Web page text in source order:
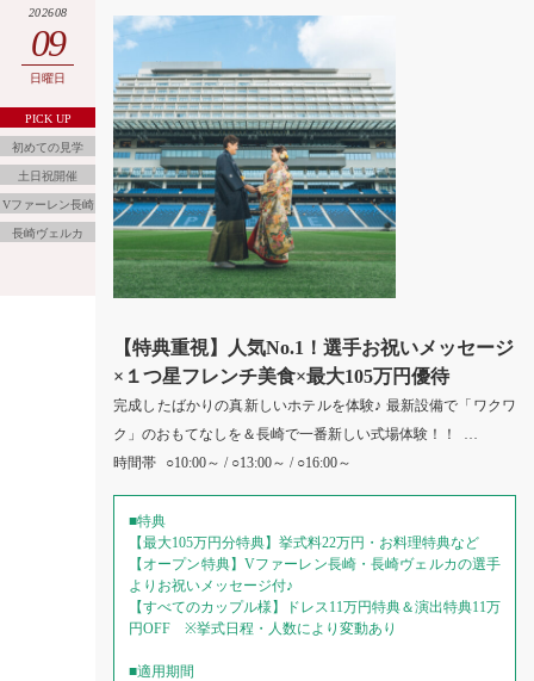
202608
09
日曜日
PICK UP
初めての見学
土日祝開催
Vファーレン長崎
長崎ヴェルカ
【特典重視】人気No.1！選手お祝いメッセージ
×１つ星フレンチ美食×最大105万円優待
完成したばかりの真新しいホテルを体験♪ 最新設備で「ワクワ
ク」のおもてなしを＆長崎で一番新しい式場体験！！ …
時間帯
○10:00～ / ○13:00～ / ○16:00～
■特典
【最大105万円分特典】挙式料22万円・お料理特典など
【オープン特典】Vファーレン長崎・長崎ヴェルカの選手
よりお祝いメッセージ付♪
【すべてのカップル様】ドレス11万円特典＆演出特典11万
円OFF ※挙式日程・人数により変動あり
■適用期間